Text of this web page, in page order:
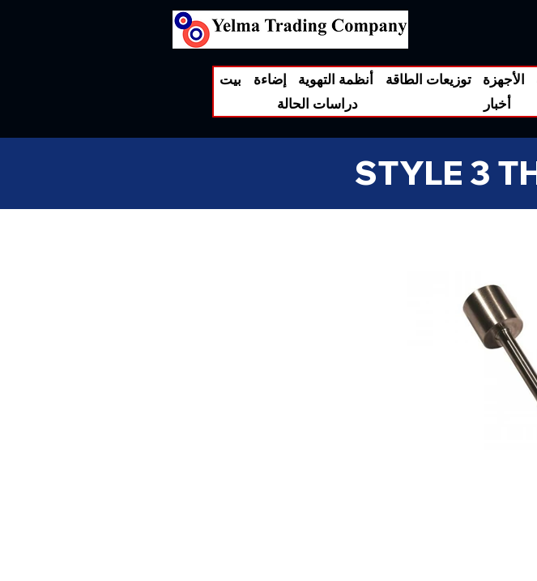
بيت إضاءة أنظمة التهوية توزيعات الطاقة الأجهزة
دراسات الحالة
أخبار
STYLE 3